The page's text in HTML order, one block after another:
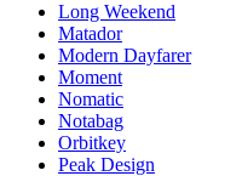
Long Weekend
Matador
Modern Dayfarer
Moment
Nomatic
Notabag
Orbitkey
Peak Design